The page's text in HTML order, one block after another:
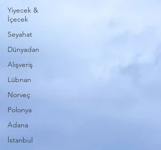
Yiyecek &
İçecek
Seyahat
Dünyadan
Alışveriş
Lübnan
Norveç
Polonya
Adana
İstanbul